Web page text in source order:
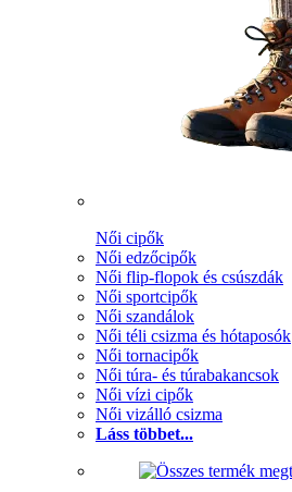
Női cipők
Női edzőcipők
Női flip-flopok és csúszdák
Női sportcipők
Női szandálok
Női téli csizma és hótaposók
Női tornacipők
Női túra- és túrabakancsok
Női vízi cipők
Női vizálló csizma
Láss többet...